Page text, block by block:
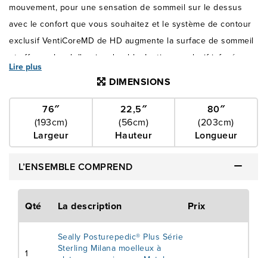
mouvement, pour une sensation de sommeil sur le dessus
avec le confort que vous souhaitez et le système de contour
exclusif VentiCoreMD de HD augmente la surface de sommeil
et offre un bord d'assise durable. Le tissu exclusif infusé
d'aloès est exceptionnellement doux au toucher. La double
température et à vous garder au sec. La mousse à gel de HD
SealySupportMD CertiPUR-US® offre un confort et un soutien
constants et de longue durée. La mousse mémoire ciblée
vous en avez le plus besoin. La série Sterling Posturepedic®
Plus de Sealy est conçue pour travailler en tandem avec une
base réglable pour un confort et une utilité accrus. Fabriqué
au Canada avec des pièces nationales et importées.
Lire plus
DIMENSIONS
76″
(193cm)
Largeur
22,5″
(56cm)
Hauteur
80″
(203cm)
Longueur
L’ENSEMBLE COMPREND
Qté La description Prix
1
Seally Posturepedic® Plus Série
Sterling Milana moelleux à